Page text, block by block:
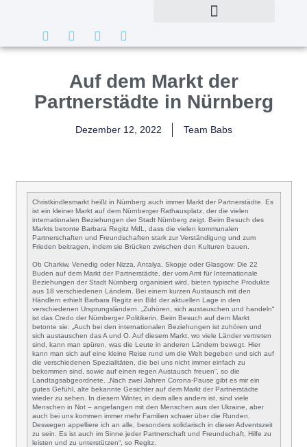
Auf dem Markt der
Partnerstädte in Nürnberg
Dezember 12, 2022 Team Babs
Christkindlesmarktheißt in Nürnberg auch immer Markt der Partnerstädte . Es
ist ein kleiner Markt auf dem Nürnberger Rathausplatz, der die vielen
internationalen Beziehungen der Stadt Nürnberg zeigt. Beim Besuch des
Markts betonte Barbara RegitzMdL, dass die vielen kommunalen
Partnerschaften und Freundschaften stark zur Verständigung und zum
Frieden beitragen, indem sie Brücken zwischen den Kulturen bauen.
Ob Charkiw, Venedig oder Nizza, Antalya, Skopje oder Glasgow: Die 22
Buden auf dem Markt der Partnerstädte,
der vom Amt für Internationale
Beziehungen der Stadt Nürnberg organisiert wird, bieten typische Produkte
aus 18 verschiedenen Ländern. Bei einem kurzen Austausch mit den
Händlern erhielt Barbara Regitzein Bild der aktuellen Lage in den
verschiedenen Ursprungsländern. „Zuhören, sich austauschen und handeln“
ist das Credo der Nürnberger Politikerin. Beim Besuch auf dem Markt
betonte sie: „Auch bei den internationalen Beziehungen ist zuhören und
sich austauschen das A und O. Auf diesem Markt, wo viele Länder vertreten
sind, kann man spüren, was die Leute in anderen Ländern bewegt. Hier
kann man sich auf eine kleine Reise rund um die Welt begeben und sich auf
die verschiedenen Spezialitäten, die bei uns nicht immer einfach zu
bekommen sind, sowie auf einen regen Austausch freuen“, so die
Landtagsabgeordnete. „Nach zwei Jahren Corona-Pause gibt es mir ein
gutes Gefühl, alte bekannte Gesichter auf dem Markt der Partnerstädte
wieder zu sehen. In diesem Winter, in dem alles anders ist, sind viele
Menschen in Not – angefangen mit den Menschen aus der Ukraine , aber
auch bei uns kommen immer mehr Familien schwer über die Runden.
Deswegen appelliere ich an alle, besonders solidarisch in dieser Adventszeit
zu sein. Es ist auch im Sinne jeder Partnerschaft und Freundschaft, Hilfe zu
leisten und zu unterstützen“, so Regitz.